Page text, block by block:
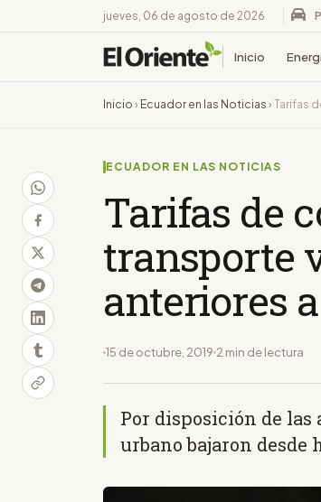
jueves, 06 de agosto de 2026
Inicio
Inicio › Ecuador en las Noticias › Tarifas
ECUADOR EN LAS NOTICIAS
Tarifas de
transporte
anteriores
15 de octubre, 2019 2 min de lectura
Por disposición de
urbano bajaron desde